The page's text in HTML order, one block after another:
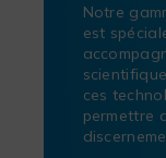
Notre
est
ces
permettre